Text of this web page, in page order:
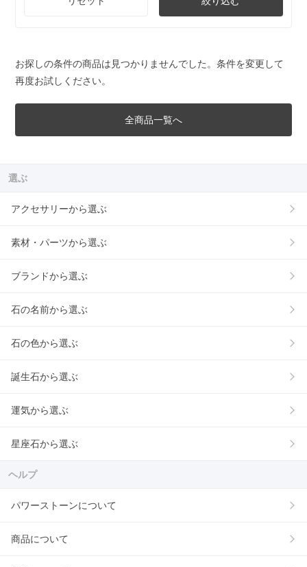
お探しの条件の商品は見つかりませんでした。条件を変更して
再度お試しください。
全商品一覧へ
選ぶ
アクセサリーから選ぶ
素材・パーツから選ぶ
ブランドから選ぶ
石の名前から選ぶ
石の色から選ぶ
誕生石から選ぶ
運気から選ぶ
星座石から選ぶ
ヘルプ
パワーストーンについて
商品について